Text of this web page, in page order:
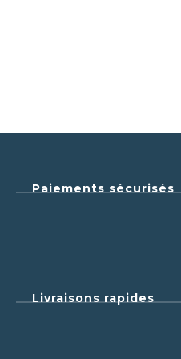
Paiements sécurisés
Livraisons rapides